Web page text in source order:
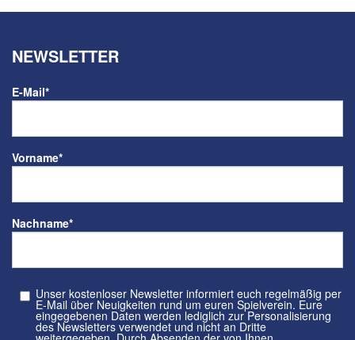
NEWSLETTER
E-Mail*
Vorname*
Nachname*
Unser kostenloser Newsletter informiert euch regelmäßig per
E-Mail über Neuigkeiten rund um euren Spielverein. Eure
eingegebenen Daten werden lediglich zur Personalisierung
des Newsletters verwendet und nicht an Dritte